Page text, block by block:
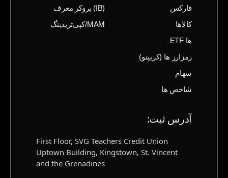
فارکس
کالاها
ها ETF
رمزارز ها (‌کریپتو)
سهام
شاخص ها
(IB) بروکر معرف
MAM/کپی‌تریدینگ
آدرس ثبت‌:
First Floor, SVG Teachers Credit Union
Uptown Building, Kingstown, St. Vincent
and the Grenadines